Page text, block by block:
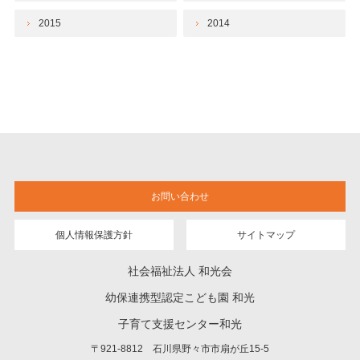
2015 2014
お問い合わせ
個人情報保護方針 サイトマップ
社会福祉法人 和光会
幼保連携型認定こども園 和光
子育て支援センター和光
〒921-8812 石川県野々市市扇が丘15-5